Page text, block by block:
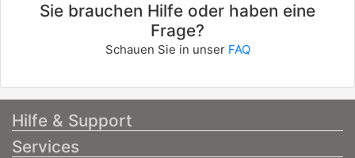
Sie brauchen Hilfe oder haben eine
Frage?
Schauen Sie in unser FAQ
Hilfe & Support
Services